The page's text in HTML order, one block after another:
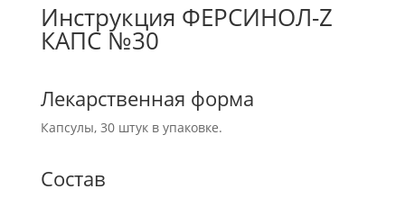
Инструкция ФЕРСИНОЛ-Z
КАПС №30
Лекарственная форма
Капсулы, 30 штук в упаковке.
Состав